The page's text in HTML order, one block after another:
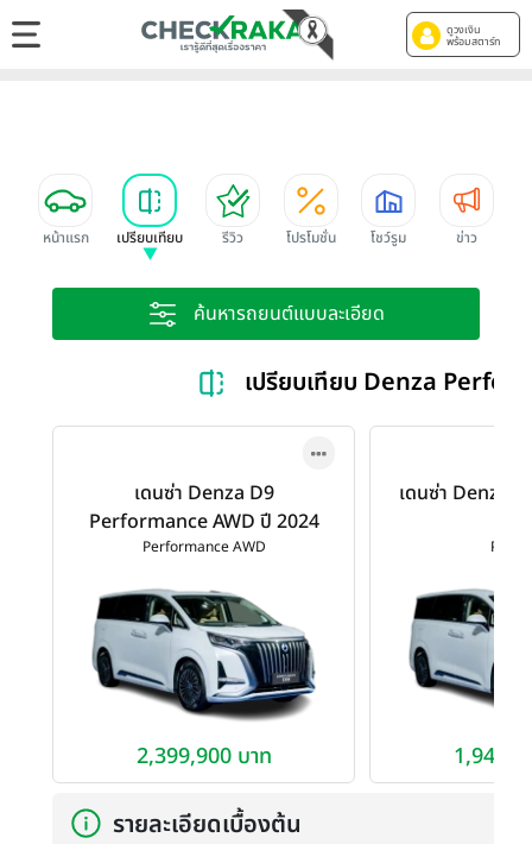
ดูวงเงิน
พร้อมสตาร์ท
หน้าแรก เปรียบเทียบ รีวิว โปรโมชั่น โชว์รูม ข่าว
ค้นหารถยนต์แบบละเอียด
เปรียบเทียบ Denza
เดนซ่า Denza D9
Performance AWD ปี 2024
Performance AWD
2,399,900 บาท
เดนซ่า Denza
รายละเอียดเบื้องต้น